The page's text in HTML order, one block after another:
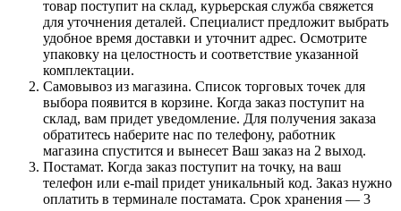
товар поступит на склад, курьерская служба свяжется
для уточнения деталей. Специалист предложит выбрать
удобное время доставки и уточнит адрес. Осмотрите
упаковку на целостность и соответствие указанной
комплектации.
Самовывоз из магазина. Список торговых точек для
выбора появится в корзине. Когда заказ поступит на
склад, вам придет уведомление. Для получения заказа
обратитесь наберите нас по телефону, работник
магазина спустится и вынесет Ваш заказ на 2 выход.
Постамат. Когда заказ поступит на точку, на ваш
телефон или e-mail придет уникальный код. Заказ нужно
оплатить в терминале постамата. Срок хранения — 3